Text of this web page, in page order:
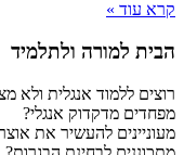
קרא עוד »
הבית למורה ולתלמיד
רוצים ללמוד אנגלית ולא
מפחדים מדקדוק אנגלי?
מעוניינים להעשיר את